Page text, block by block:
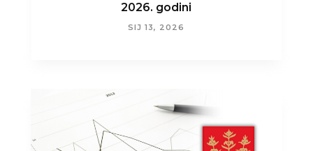
2026. godini
SIJ 13, 2026